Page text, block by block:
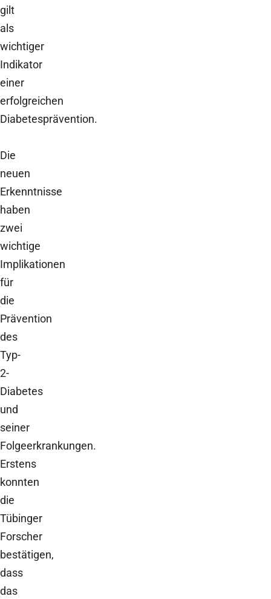
gilt
als
wichtiger
Indikator
einer
erfolgreichen
Diabetesprävention.
Die
neuen
Erkenntnisse
haben
zwei
wichtige
Implikationen
für
die
Prävention
des
Typ-
2-
Diabetes
und
seiner
Folgeerkrankungen.
Erstens
konnten
die
Tübinger
Forscher
bestätigen,
dass
das